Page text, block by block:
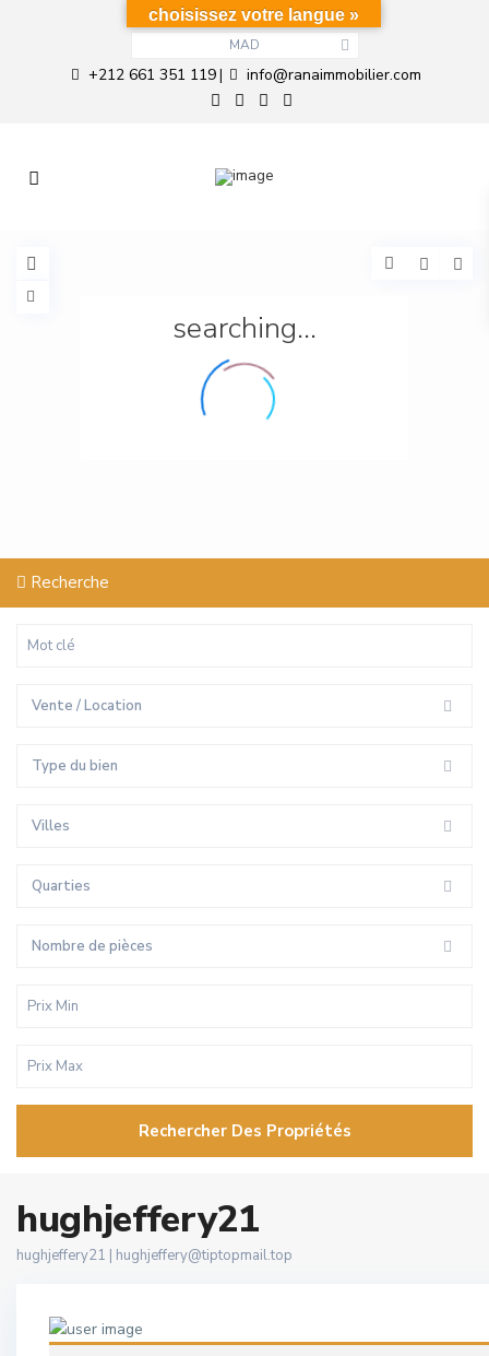
MAD
+212 661 351 119| info@ranaimmobilier.com
searching...
Recherche
Vente / Location
Type du bien
Villes
Quarties
Nombre de pièces
Rechercher Des Propriétés
hughjeffery21
hughjeffery21 | hughjeffery@tiptopmail.top
choisissez votre langue »